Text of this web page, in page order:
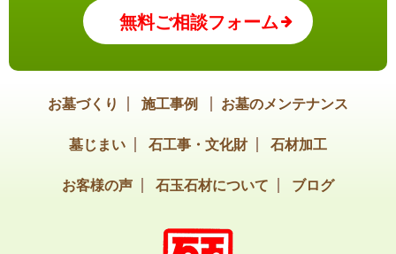
無料ご相談フォーム
お墓づくり 施工事例 お墓のメンテナンス
墓じまい 石工事・文化財 石材加工
お客様の声 石玉石材について ブログ